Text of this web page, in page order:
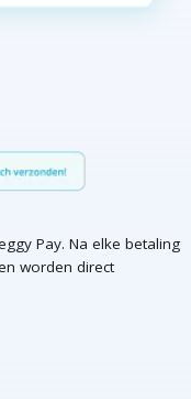
Pay. Na elke betaling
worden direct